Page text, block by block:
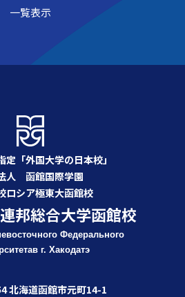
一覧表示
定「外国大学の日本校」
人 函館国際学園
ロシア極東大函館校
邦総合大学函館校
Федерального
в г. Хакодатэ
北海道函館市元町14-1